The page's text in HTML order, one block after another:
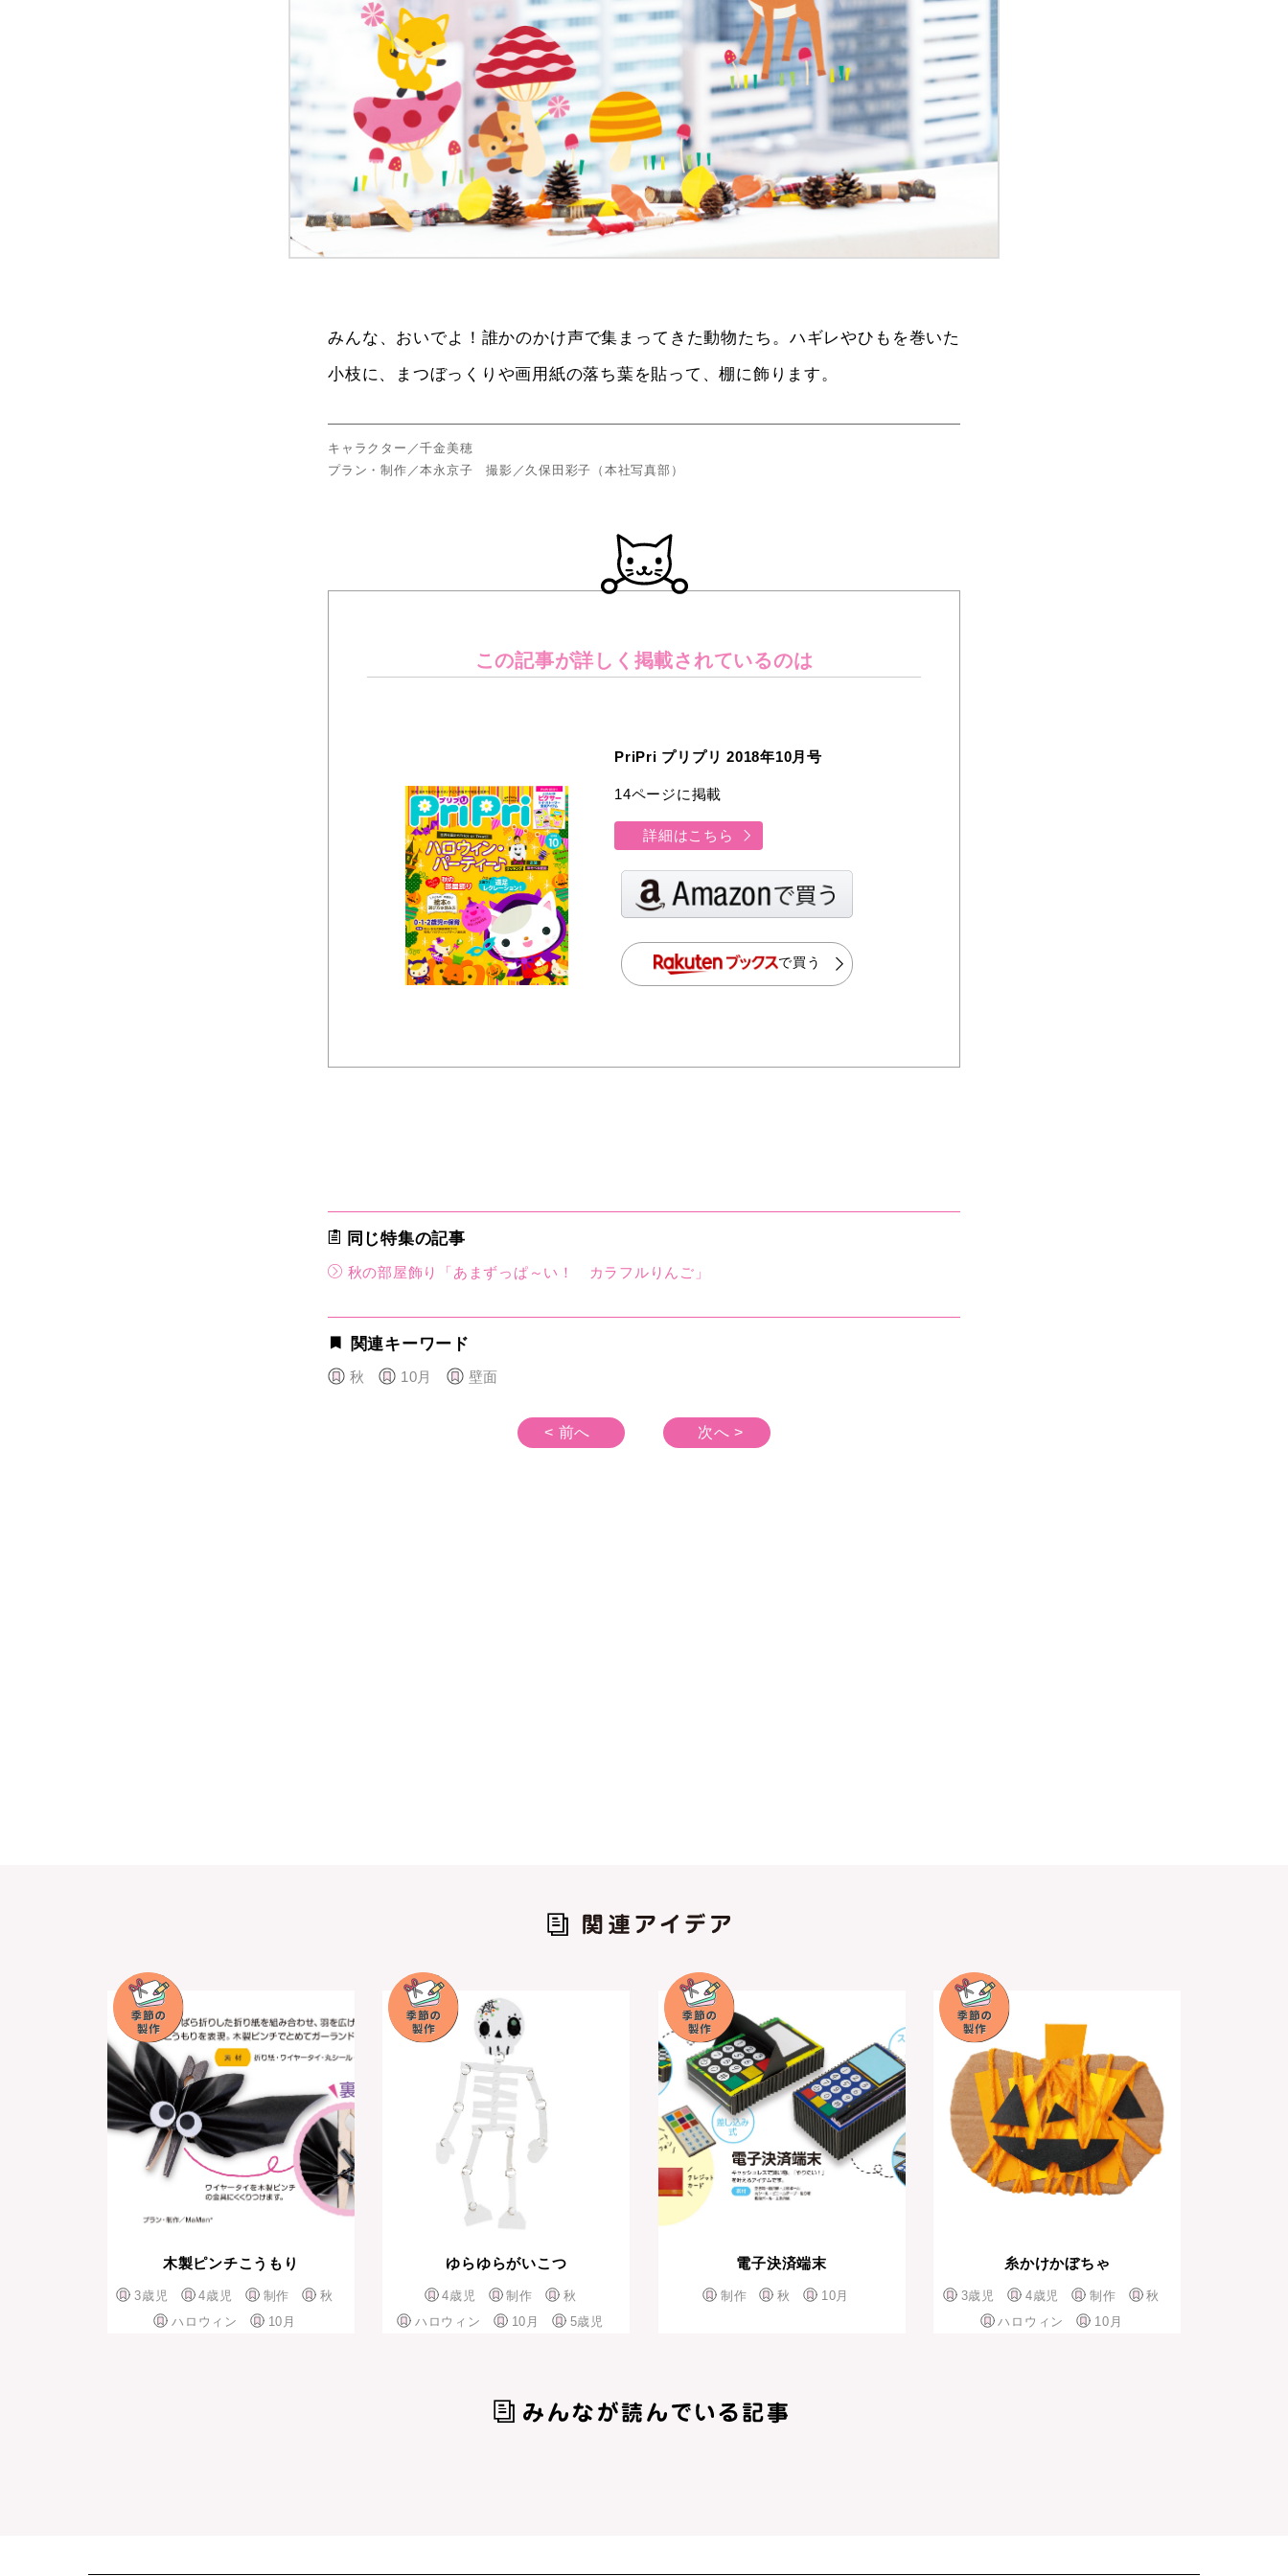
みんな、おいでよ！誰かのかけ声で集まってきた動物たち。ハギレやひもを巻いた
小枝に、まつぼっくりや画用紙の落ち葉を貼って、棚に飾ります。
キャラクター／千金美穂
プラン・制作／本永京子 撮影／久保田彩子（本社写真部）
この記事が詳しく 掲載されているのは
PriPri プリプリ 2018年10月号
14ページに掲載
詳細はこちら
で買う
同じ特集の記事
秋の部屋飾り「あまずっぱ～い！ カラフルりんご」
関連キーワード
秋 10月 壁面
< 前へ 次へ >
木製ピンチこうもり
3歳児 4歳児 制作
秋
ハロウィン
10月
ゆらゆらがいこつ
4歳児 制作
秋
ハロウィン
10月 5歳児
電子決済端末
制作 秋 10月
糸かけかぼちゃ
3歳児 4歳児 制作
秋
ハロウィン
10月